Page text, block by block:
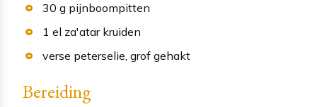
30 g pijnboompitten
1 el za'atar kruiden
verse peterselie, grof gehakt
Bereiding